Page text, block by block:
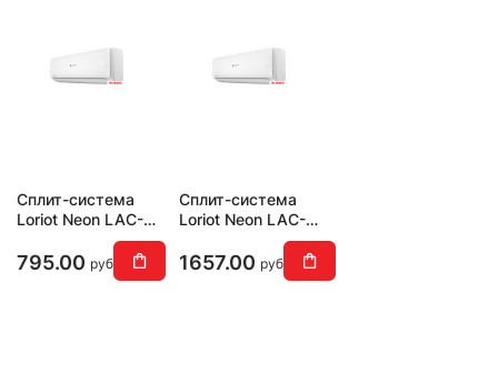
Сплит-система
Loriot Neon LAC-
795.00 руб
Сплит-система
Loriot Neon LAC-
1657.00 руб